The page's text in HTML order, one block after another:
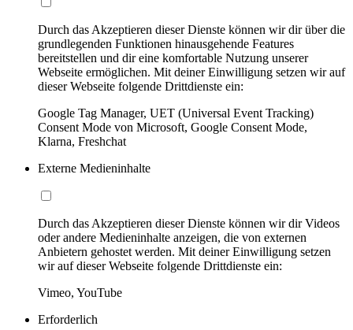
Durch das Akzeptieren dieser Dienste können wir dir über die
grundlegenden Funktionen hinausgehende Features
bereitstellen und dir eine komfortable Nutzung unserer
Webseite ermöglichen. Mit deiner Einwilligung setzen wir auf
dieser Webseite folgende Drittdienste ein:
Google Tag Manager, UET (Universal Event Tracking)
Consent Mode von Microsoft, Google Consent Mode,
Klarna, Freshchat
Externe Medieninhalte
Durch das Akzeptieren dieser Dienste können wir dir Videos
oder andere Medieninhalte anzeigen, die von externen
Anbietern gehostet werden. Mit deiner Einwilligung setzen
wir auf dieser Webseite folgende Drittdienste ein:
Vimeo, YouTube
Erforderlich